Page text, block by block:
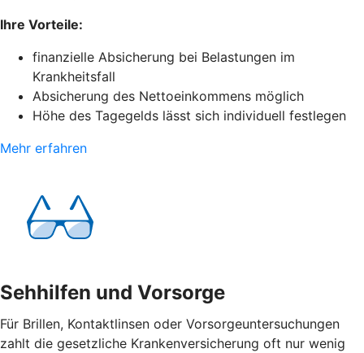
Ihre Vorteile:
finanzielle Absicherung bei Belastungen im
Krankheitsfall
Absicherung des Nettoeinkommens möglich
Höhe des Tagegelds lässt sich individuell festlegen
Mehr erfahren
Sehhilfen und Vorsorge
Für Brillen, Kontaktlinsen oder Vorsorgeuntersuchungen
zahlt die gesetzliche Krankenversicherung oft nur wenig